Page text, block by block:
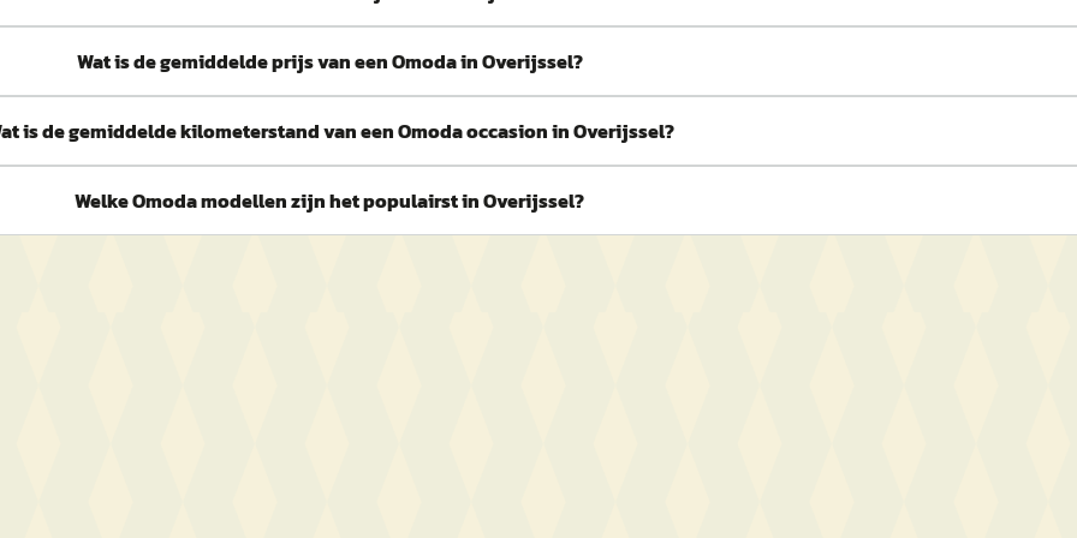
Wat is de gemiddelde prijs van een Omoda in Overijssel?
is de gemiddelde kilometerstand van een Omoda occasion in Overijssel?
Welke Omoda modellen zijn het populairst in Overijssel?